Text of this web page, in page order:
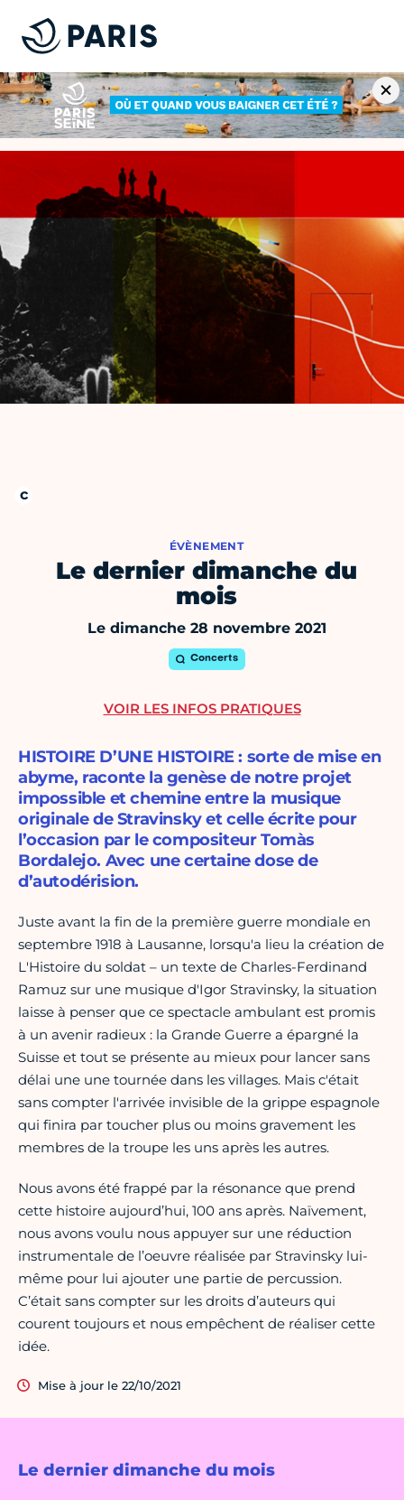
ÉVÈNEMENT
Le dernier dimanche du
mois
Le dimanche 28 novembre 2021
Concerts
Le dernier dimanche du mois
HISTOIRE D’UNE HISTOIRE : sorte de mise en
abyme, raconte la genèse de notre projet
impossible et chemine entre la musique
originale de Stravinsky et celle écrite pour
l’occasion par le compositeur Tomàs
Bordalejo. Avec une certaine dose de
d’autodérision.
Juste avant la fin de la première guerre mondiale en
septembre 1918 à Lausanne, lorsqu'a lieu la création de
L'Histoire du soldat – un texte de Charles-Ferdinand
Ramuz sur une musique d'Igor Stravinsky, la situation
laisse à penser que ce spectacle ambulant est promis
à un avenir radieux : la Grande Guerre a épargné la
Suisse et tout se présente au mieux pour lancer sans
délai une une tournée dans les villages. Mais c'était
sans compter l'arrivée invisible de la grippe espagnole
qui finira par toucher plus ou moins gravement les
membres de la troupe les uns après les autres.
Nous avons été frappé par la résonance que prend
cette histoire aujourd’hui, 100 ans après. Naïvement,
nous avons voulu nous appuyer sur une réduction
instrumentale de l’oeuvre réalisée par Stravinsky lui-
même pour lui ajouter une partie de percussion.
C’était sans compter sur les droits d’auteurs qui
courent toujours et nous empêchent de réaliser cette
idée.
Mise à jour le 22/10/2021
VOIR LES INFOS PRATIQUES